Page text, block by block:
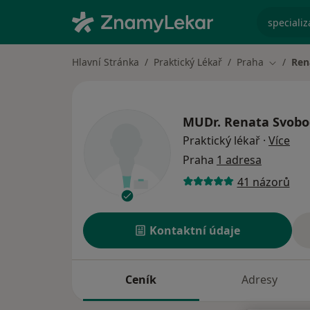
Hlavní Stránka Praktický Lékař Praha Změna
MUDr. Renata
Praktický lékař · Více
Praha 1 adresa
41 názorů
Kontaktní údaje
Ceník Adresy